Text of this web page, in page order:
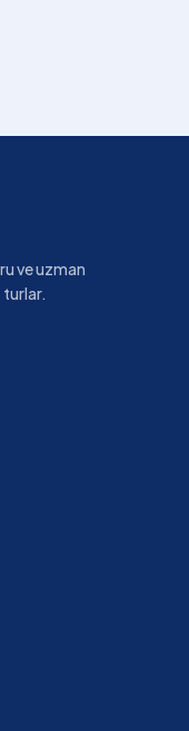
ve uzman